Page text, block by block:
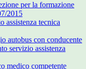
per la formazione
2015
assistenza tecnica
autobus con conducente
servizio assistenza
medico competente